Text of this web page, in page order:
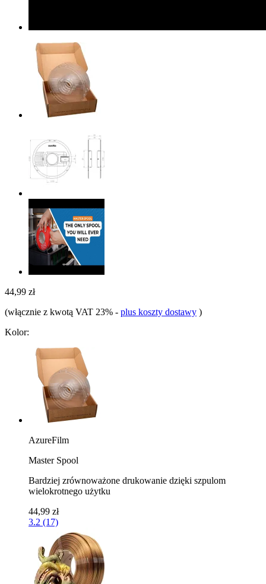
44,99 zł
(włącznie z kwotą VAT 23% - plus koszty dostawy )
Kolor:
AzureFilm
Master Spool
Bardziej zrównoważone drukowanie dzięki szpulom
wielokrotnego użytku
44,99 zł
3.2 (17)